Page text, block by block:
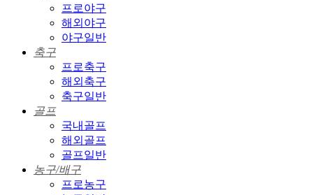
프로야구
해외야구
야구일반
축구
프로축구
해외축구
축구일반
골프
국내골프
해외골프
골프일반
농구/배구
프로농구